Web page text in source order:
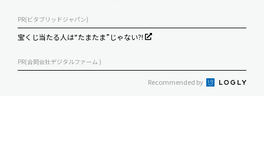
PR(ビタブリッドジャパン)
宝くじ当たる人は“たまたま”じゃない?!
PR(合同会社デジタルファーム )
Recommended by